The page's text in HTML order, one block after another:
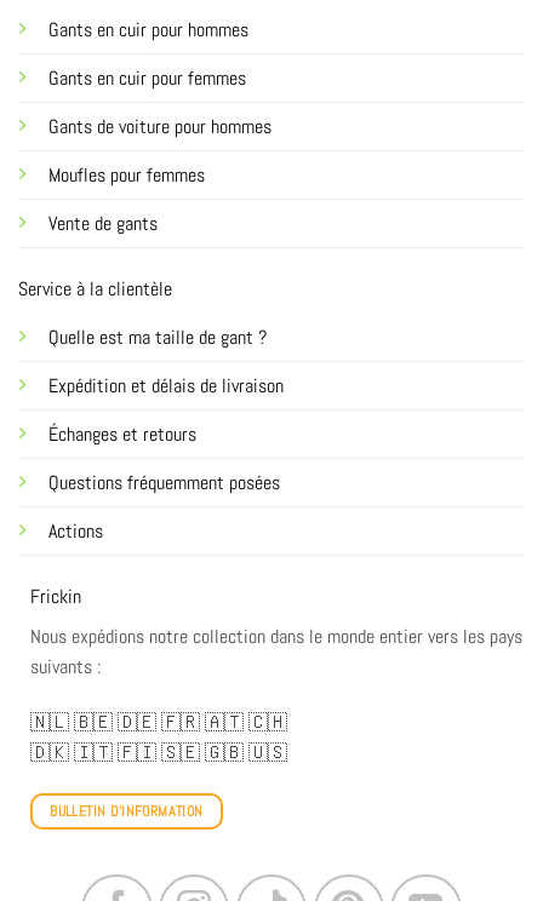
Gants en cuir pour hommes
Gants en cuir pour femmes
Gants de voiture pour hommes
Moufles pour femmes
Vente de gants
Service à la clientèle
Quelle est ma taille de gant ?
Expédition et délais de livraison
Échanges et retours
Questions fréquemment posées
Actions
Frickin
Nous expédions notre collection dans le monde entier vers les pays
suivants :
🇳🇱🇧🇪🇩🇪🇫🇷🇦🇹🇨🇭
🇩🇰🇮🇹🇫🇮🇸🇪🇬🇧🇺🇸
BULLETIN D'INFORMATION